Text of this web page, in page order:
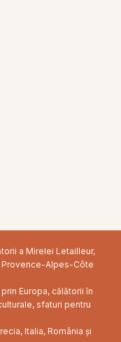
a Mirelei Letailleur,
Provence-Alpes-Côte
Europa, călătorii în
sfaturi pentru
Italia, România și